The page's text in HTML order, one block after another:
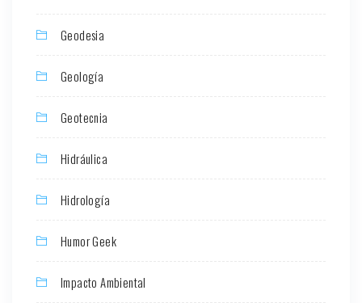
Geodesia
Geología
Geotecnia
Hidráulica
Hidrología
Humor Geek
Impacto Ambiental